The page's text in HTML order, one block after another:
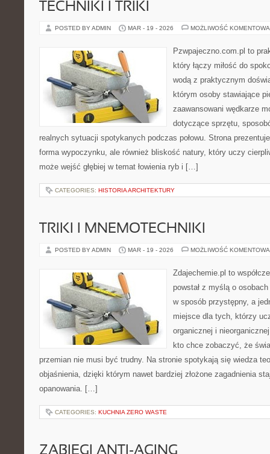
TECHNIKI I TRIKI
POSTED BY ADMIN MAR - 19 - 2026 MOŻLIWOŚĆ
Pzwpajeczno.com.pl to
który łączy miłość do
wodą z praktycznym
którym osoby stawiające
zaawansowani wędkarze
dotyczące sprzętu,
realnych sytuacji spotykanych podczas połowu. Strona
forma wypoczynku, ale również bliskość natury, który uczy
może wejść głębiej w temat łowienia ryb i […]
CATEGORIES: HISTORIA ARCHITEKTURY
TRIKI I MNEMOTECHNIKI
POSTED BY ADMIN MAR - 19 - 2026 MOŻLIWOŚĆ
Zdajechemie.pl to
powstał z myślą o
w sposób przystępny, a
miejsce dla tych, którzy
organicznej i
kto chce zobaczyć, że
przemian nie musi być trudny. Na stronie spotykają się wiedza
objaśnienia, dzięki którym nawet bardziej złożone zagadnienia
opanowania. […]
CATEGORIES: KUCHNIA ZERO WASTE
ZABIEGI ANTI-AGING